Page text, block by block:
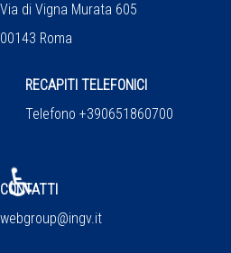
Via di Vigna Murata 605
00143 Roma
RECAPITI TELEFONICI
Telefono +390651860700
CONTATTI
webgroup@ingv.it